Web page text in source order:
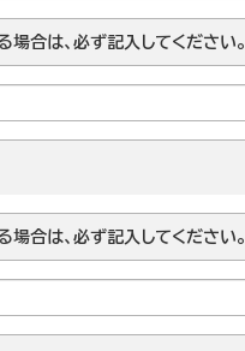
場合は、必ず記入してください。
場合は、必ず記入してください。